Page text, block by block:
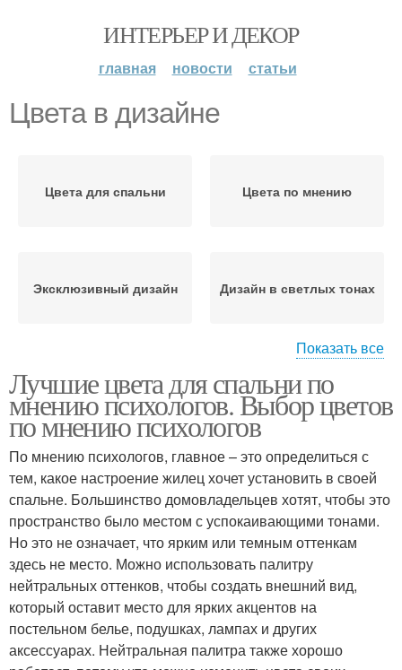
ИНТЕРЬЕР И ДЕКОР
главная новости статьи
Цвета в дизайне
Цвета для спальни Цвета по мнению
Эксклюзивный дизайн Дизайн в светлых тонах
Кантри в дизайне
Показать все
Лучшие цвета для спальни по
мнению психологов. Выбор цветов
по мнению психологов
По мнению психологов, главное – это определиться с
тем, какое настроение жилец хочет установить в своей
спальне. Большинство домовладельцев хотят, чтобы это
пространство было местом с успокаивающими тонами.
Но это не означает, что ярким или темным оттенкам
здесь не место. Можно использовать палитру
нейтральных оттенков, чтобы создать внешний вид,
который оставит место для ярких акцентов на
постельном белье, подушках, лампах и других
аксессуарах. Нейтральная палитра также хорошо